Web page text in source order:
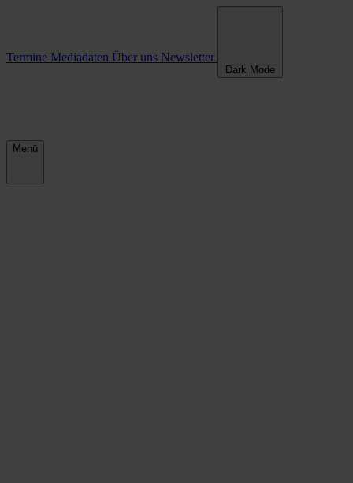
Termine Mediadaten Über uns Newsletter
Dark Mode
Menü